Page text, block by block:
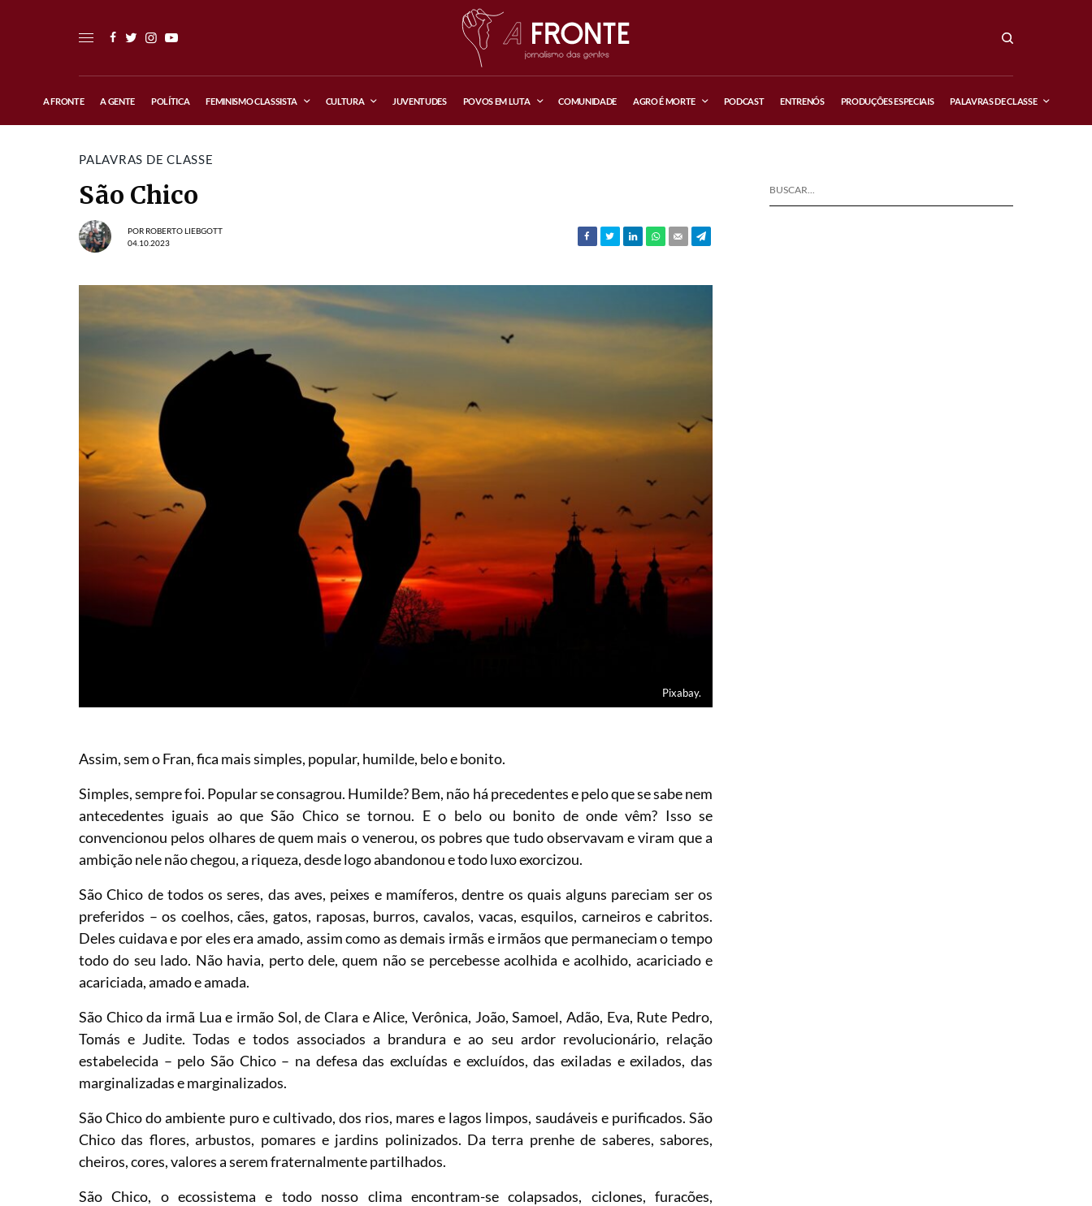
A FRONTE A GENTE POLÍTICA FEMINISMO CLASSISTA CULTURA JUVENTUDES POVOS EM LUTA COMUNIDADE AGRO É MORTE PODCAST ENTRENÓS PRODUÇÕES ESPECIAIS PALAVRAS DE CLASSE
PALAVRAS DE CLASSE
São Chico
POR ROBERTO LIEBGOTT
04.10.2023
Pixabay.
Assim, sem o Fran, fica mais simples, popular, humilde, belo e bonito.
Simples, sempre foi. Popular se consagrou. Humilde? Bem, não há precedentes e pelo que se sabe nem
antecedentes iguais ao que São Chico se tornou. E o belo ou bonito de onde vêm? Isso se
convencionou pelos olhares de quem mais o venerou, os pobres que tudo observavam e viram que a
ambição nele não chegou, a riqueza, desde logo abandonou e todo luxo exorcizou.
São Chico de todos os seres, das aves, peixes e mamíferos, dentre os quais alguns pareciam ser os
preferidos – os coelhos, cães, gatos, raposas, burros, cavalos, vacas, esquilos, carneiros e cabritos.
Deles cuidava e por eles era amado, assim como as demais irmãs e irmãos que permaneciam o tempo
todo do seu lado. Não havia, perto dele, quem não se percebesse acolhida e acolhido, acariciado e
acariciada, amado e amada.
São Chico da irmã Lua e irmão Sol, de Clara e Alice, Verônica, João, Samoel, Adão, Eva, Rute Pedro,
Tomás e Judite. Todas e todos associados a brandura e ao seu ardor revolucionário, relação
estabelecida – pelo São Chico – na defesa das excluídas e excluídos, das exiladas e exilados, das
marginalizadas e marginalizados.
São Chico do ambiente puro e cultivado, dos rios, mares e lagos limpos, saudáveis e purificados. São
Chico das flores, arbustos, pomares e jardins polinizados. Da terra prenhe de saberes, sabores,
cheiros, cores, valores a serem fraternalmente partilhados.
São Chico, o ecossistema e todo nosso clima encontram-se colapsados, ciclones, furacões,